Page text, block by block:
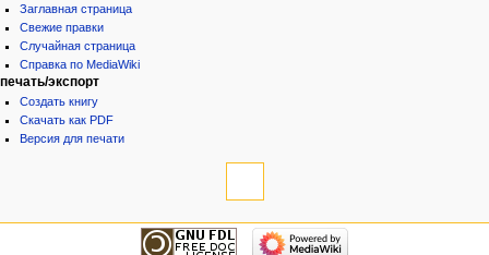
Заглавная страница
Свежие правки
Случайная страница
Справка по MediaWiki
печать/экспорт
Создать книгу
Скачать как PDF
Версия для печати